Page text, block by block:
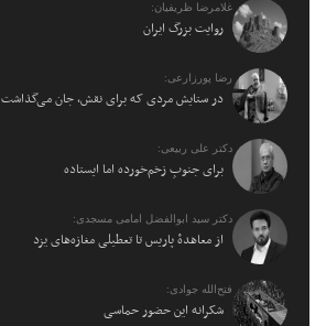
غلامرضا ظریفیان:
روایت بزرگ ایران
رضا پورزارعی:
در ستایش مردی که برای نقش، جان می‌گذاشت
دکتر علی ربیعی:
برای جنوبِ زخم‌خورده اما ایستاده
دکتر سید ابوالفضل امامی مسجدی:
از معاهدهٔ پاریس تا تعطیلی مغازه‌های یزد
فتح‌الله جوادی:
شکرانه این حضور حماسی